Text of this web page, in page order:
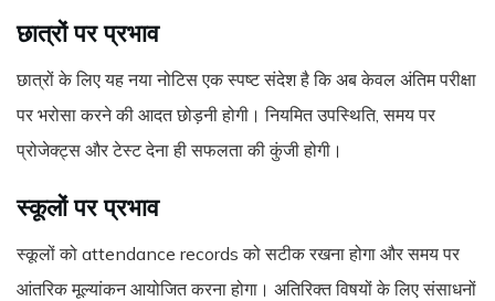
छात्रों पर प्रभाव
छात्रों के लिए यह नया नोटिस एक स्पष्ट संदेश है कि अब केवल अंतिम परीक्षा
पर भरोसा करने की आदत छोड़नी होगी। नियमित उपस्थिति, समय पर
प्रोजेक्ट्स और टेस्ट देना ही सफलता की कुंजी होगी।
स्कूलों पर प्रभाव
स्कूलों को attendance records को सटीक रखना होगा और समय पर
आंतरिक मूल्यांकन आयोजित करना होगा। अतिरिक्त विषयों के लिए संसाधनों